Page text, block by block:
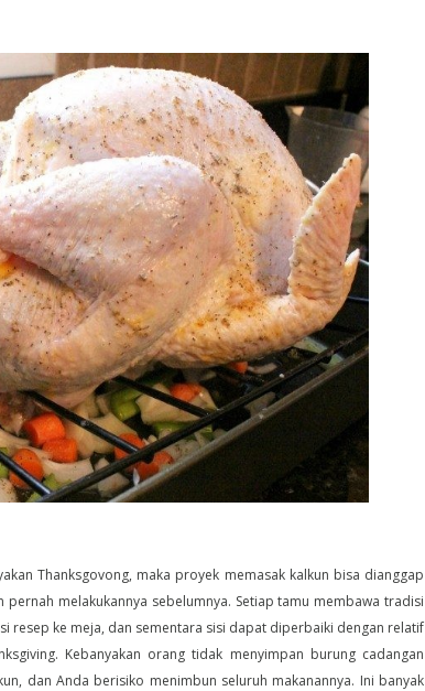
Thanksgovong, maka proyek memasak kalkun bisa dianggap
melakukannya sebelumnya. Setiap tamu membawa tradisi
resep ke meja, dan sementara sisi dapat diperbaiki dengan relatif
Kebanyakan orang tidak menyimpan burung cadangan
dan Anda berisiko menimbun seluruh makanannya. Ini banyak